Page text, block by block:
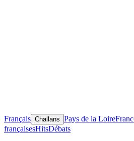
Français Challans Pays de la Loire
françaisesHitsDébats